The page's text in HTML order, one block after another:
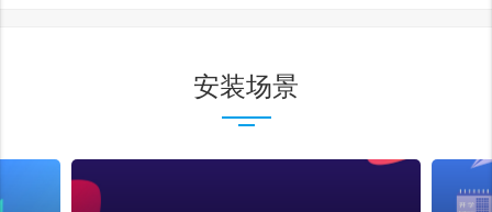
安装场景